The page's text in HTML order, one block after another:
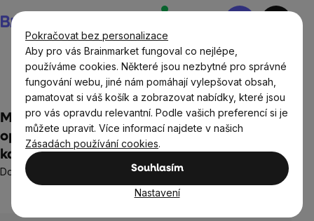
Pokračovat bez personalizace
Aby pro vás Brainmarket fungoval co nejlépe,
používáme cookies. Některé jsou nezbytné pro správné
fungování webu, jiné nám pomáhají vylepšovat obsah,
pamatovat si váš košík a zobrazovat nabídky, které jsou
pro vás opravdu relevantní. Podle vašich preferencí si je
můžete upravit. Více informací najdete v našich
Zásadách používání cookies.
Souhlasím
Nastavení
na
obsah
Nákupní
Potraviny Houby a řasy Cordyceps
MycoMedica Cordyceps CS-4, extrakt v
optimální koncentraci, 90 rostlinných
kapslí
Doplněk stravy
hodnocení